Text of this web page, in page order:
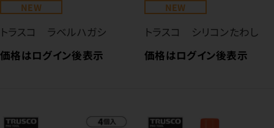
NEW
トラスコ ラベルハガシ
価格はログイン後表示
NEW
トラスコ シリコンたわし
価格はログイン後表示